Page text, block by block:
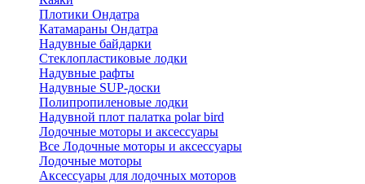
Плотики Ондатра
Катамараны Ондатра
Надувные байдарки
Стеклопластиковые лодки
Надувные рафты
Надувные SUP-доски
Полипропиленовые лодки
Надувной плот палатка polar bird
Лодочные моторы и аксессуары
Все Лодочные моторы и аксессуары
Лодочные моторы
Аксессуары для лодочных моторов